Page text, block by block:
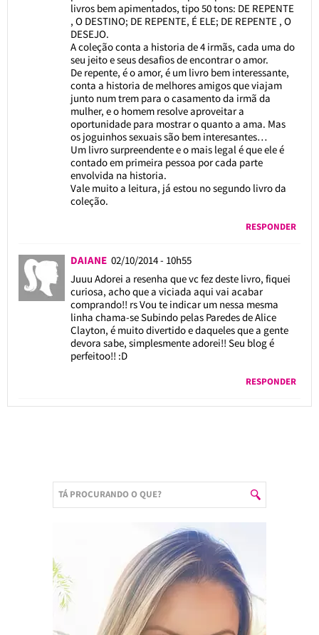
livros bem apimentados, tipo 50 tons: DE REPENTE
, O DESTINO; DE REPENTE, É ELE; DE REPENTE , O
DESEJO.
A coleção conta a historia de 4 irmãs, cada uma do
seu jeito e seus desafios de encontrar o amor.
De repente, é o amor, é um livro bem interessante,
conta a historia de melhores amigos que viajam
junto num trem para o casamento da irmã da
mulher, e o homem resolve aproveitar a
oportunidade para mostrar o quanto a ama. Mas
os joguinhos sexuais são bem interesantes…
Um livro surpreendente e o mais legal é que ele é
contado em primeira pessoa por cada parte
envolvida na historia.
Vale muito a leitura, já estou no segundo livro da
coleção.
RESPONDER
DAIANE 02/10/2014 - 10h55
Juuu Adorei a resenha que vc fez deste livro, fiquei
curiosa, acho que a viciada aqui vai acabar
comprando!! rs Vou te indicar um nessa mesma
linha chama-se Subindo pelas Paredes de Alice
Clayton, é muito divertido e daqueles que a gente
devora sabe, simplesmente adorei!! Seu blog é
perfeitoo!! :D
RESPONDER